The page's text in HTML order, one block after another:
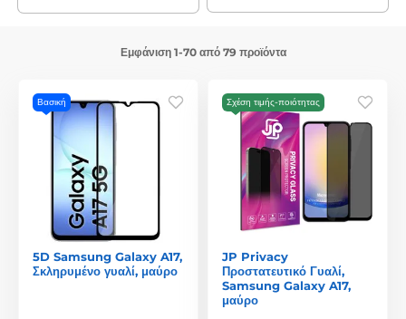
Εμφάνιση 1-70 από 79 προϊόντα
Βασική
5D Samsung Galaxy A17,
Σκληρυμένο γυαλί, μαύρο
Σχέση τιμής-ποιότητας
JP Privacy
Προστατευτικό Γυαλί,
Samsung Galaxy A17,
μαύρο